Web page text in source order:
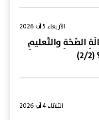
الأربعاء 5 آب 2026
الصِّحَّةِ والتَّعليمِ
الثلاثاء 4 آب 2026